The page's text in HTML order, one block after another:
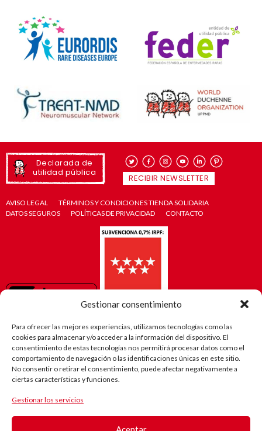
Gestionar consentimiento
Para ofrecer las mejores experiencias, utilizamos tecnologías como las
cookies para almacenar y/o acceder a la información del dispositivo. El
consentimiento de estas tecnologías nos permitirá procesar datos como el
comportamiento de navegación o las identificaciones únicas en este sitio.
No consentir o retirar el consentimiento, puede afectar negativamente a
ciertas características y funciones.
Gestionar los servicios
Declarada de
utilidad pública
RECIBIR NEWSLETTER
AVISO LEGAL
TÉRMINOS Y CONDICIONES TIENDA SOLIDARIA
DATOS SEGUROS
POLÍTICAS DE PRIVACIDAD CONTACTO
El camino